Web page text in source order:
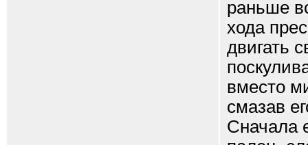
раньше
хода
двигать
вместо
смазав
Сначала